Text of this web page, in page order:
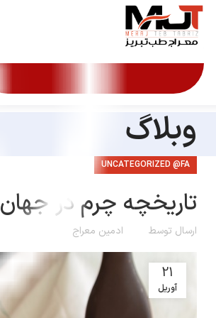
وبلاگ
UNCATEGORIZED @FA
تاریخچه چرم در جهان
ارسال توسط ادمین معراج
21
آوریل